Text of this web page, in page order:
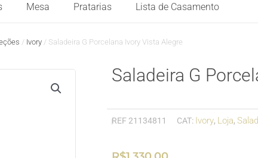
Mesa Pratarias Lista de Casamento
/ Ivory/ Saladeira G Porcelana Ivory Vista Alegre
Saladeira G
REF 21134811 CAT: Ivory, Loja,